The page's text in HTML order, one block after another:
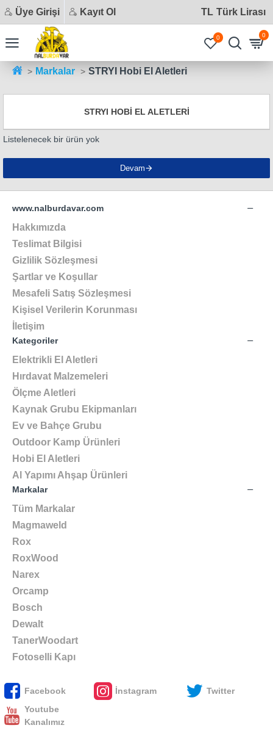
Üye Girişi Kayıt Ol TL Türk Lirası
0 0
Markalar STRYI Hobi El Aletleri
STRYI HOBI EL ALETLERI
Listelenecek bir ürün yok
Devam
www.nalburdavar.com
Hakkımızda
Teslimat Bilgisi
Gizlilik Sözleşmesi
Şartlar ve Koşullar
Mesafeli Satış Sözleşmesi
Kişisel Verilerin Korunması
İletişim
Kategoriler
Elektrikli El Aletleri
Hırdavat Malzemeleri
Ölçme Aletleri
Kaynak Grubu Ekipmanları
Ev ve Bahçe Grubu
Outdoor Kamp Ürünleri
Hobi El Aletleri
Al Yapımı Ahşap Ürünleri
Markalar
Tüm Markalar
Magmaweld
Rox
RoxWood
Narex
Orcamp
Bosch
Dewalt
TanerWoodart
Fotoselli Kapı
Facebook İnstagram
Twitter
Youtube
Kanalımız